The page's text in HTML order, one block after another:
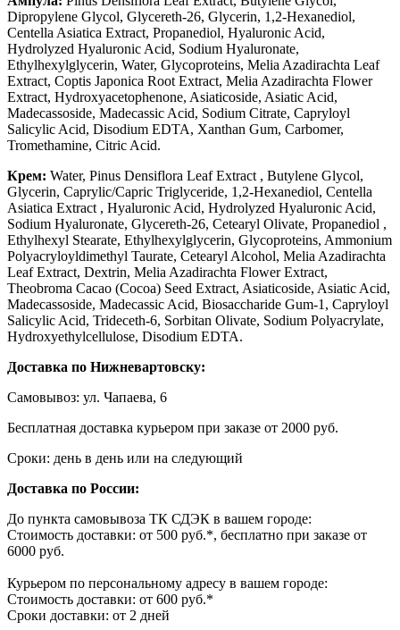
Dipropylene Glycol, Glycereth-26, Glycerin, 1,2-Hexanediol,
Centella Asiatica Extract, Propanediol, Hyaluronic Acid,
Hydrolyzed Hyaluronic Acid, Sodium Hyaluronate,
Ethylhexylglycerin, Water, Glycoproteins, Melia Azadirachta Leaf
Extract, Coptis Japonica Root Extract, Melia Azadirachta Flower
Extract, Hydroxyacetophenone, Asiaticoside, Asiatic Acid,
Madecassoside, Madecassic Acid, Sodium Citrate, Capryloyl
Salicylic Acid, Disodium EDTA, Xanthan Gum, Carbomer,
Tromethamine, Citric Acid.
Крем: Water, Pinus Densiflora Leaf Extract , Butylene Glycol,
Glycerin, Caprylic/Capric Triglyceride, 1,2-Hexanediol, Centella
Asiatica Extract , Hyaluronic Acid, Hydrolyzed Hyaluronic Acid,
Sodium Hyaluronate, Glycereth-26, Cetearyl Olivate, Propanediol ,
Ethylhexyl Stearate, Ethylhexylglycerin, Glycoproteins, Ammonium
Polyacryloyldimethyl Taurate, Cetearyl Alcohol, Melia Azadirachta
Leaf Extract, Dextrin, Melia Azadirachta Flower Extract,
Theobroma Cacao (Cocoa) Seed Extract, Asiaticoside, Asiatic Acid,
Madecassoside, Madecassic Acid, Biosaccharide Gum-1, Capryloyl
Salicylic Acid, Trideceth-6, Sorbitan Olivate, Sodium Polyacrylate,
Hydroxyethylcellulose, Disodium EDTA.
Доставка по Нижневартовску:
Самовывоз: ул. Чапаева, 6
Бесплатная доставка курьером при заказе от 2000 руб.
Сроки: день в день или на следующий
Доставка по России:
До пункта самовывоза ТК СДЭК в вашем городе:
Стоимость доставки: от 500 руб.*, бесплатно при заказе от
6000 руб.
Курьером по персональному адресу в вашем городе:
Стоимость доставки: от 600 руб.*
Сроки доставки: от 2 дней